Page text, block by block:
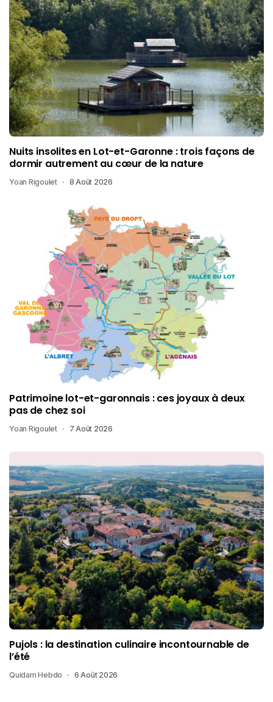
Nuits insolites en Lot-et-Garonne : trois façons de
dormir autrement au cœur de la nature
Yoan Rigoulet 8 Août 2026
Patrimoine lot-et-garonnais : ces joyaux à deux
pas de chez soi
Yoan Rigoulet 7 Août 2026
Pujols : la destination culinaire incontournable de
l’été
Quidam Hebdo 6 Août 2026